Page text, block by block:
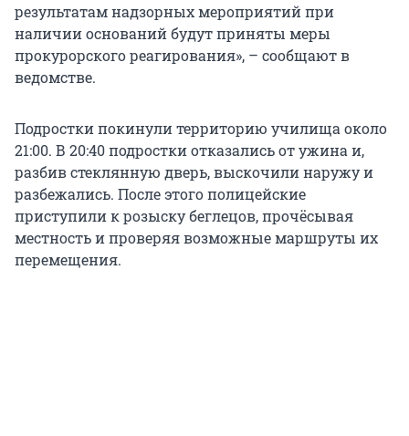
результатам надзорных мероприятий при
наличии оснований будут приняты меры
прокурорского реагирования», – сообщают в
ведомстве.
Подростки покинули территорию училища около
21:00. В 20:40 подростки отказались от ужина и,
разбив стеклянную дверь, выскочили наружу и
разбежались. После этого полицейские
приступили к розыску беглецов, прочёсывая
местность и проверяя возможные маршруты их
перемещения.